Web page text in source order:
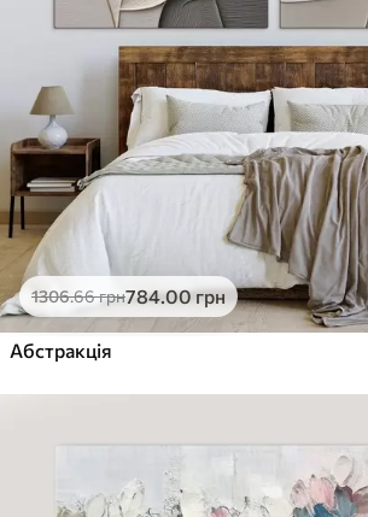
1306.66грн784.00грн
Абстракція